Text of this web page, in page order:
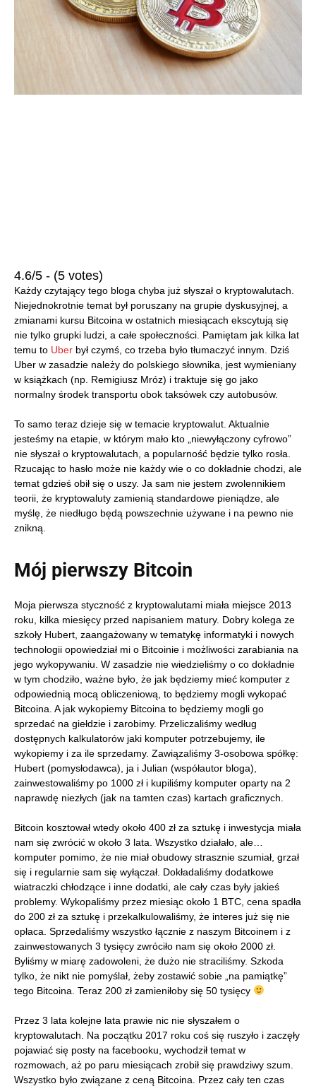
4.6/5 - (5 votes)
Każdy czytający tego bloga chyba już słyszał o kryptowalutach.
Niejednokrotnie temat był poruszany na grupie dyskusyjnej, a
zmianami kursu Bitcoina w ostatnich miesiącach ekscytują się
nie tylko grupki ludzi, a całe społeczności. Pamiętam jak kilka lat
temu to Uber był czymś, co trzeba było tłumaczyć innym. Dziś
Uber w zasadzie należy do polskiego słownika, jest wymieniany
w książkach (np. Remigiusz Mróz) i traktuje się go jako
normalny środek transportu obok taksówek czy autobusów.
To samo teraz dzieje się w temacie kryptowalut. Aktualnie
jesteśmy na etapie, w którym mało kto „niewyłączony cyfrowo”
nie słyszał o kryptowalutach, a popularność będzie tylko rosła.
Rzucając to hasło może nie każdy wie o co dokładnie chodzi, ale
temat gdzieś obił się o uszy. Ja sam nie jestem zwolennikiem
teorii, że kryptowaluty zamienią standardowe pieniądze, ale
myślę, że niedługo będą powszechnie używane i na pewno nie
znikną.
Mój pierwszy Bitcoin
Moja pierwsza styczność z kryptowalutami miała miejsce 2013
roku, kilka miesięcy przed napisaniem matury. Dobry kolega ze
szkoły Hubert, zaangażowany w tematykę informatyki i nowych
technologii opowiedział mi o Bitcoinie i możliwości zarabiania na
jego wykopywaniu. W zasadzie nie wiedzieliśmy o co dokładnie
w tym chodziło, ważne było, że jak będziemy mieć komputer z
odpowiednią mocą obliczeniową, to będziemy mogli wykopać
Bitcoina. A jak wykopiemy Bitcoina to będziemy mogli go
sprzedać na giełdzie i zarobimy. Przeliczaliśmy według
dostępnych kalkulatorów jaki komputer potrzebujemy, ile
wykopiemy i za ile sprzedamy. Zawiązaliśmy 3-osobowa spółkę:
Hubert (pomysłodawca), ja i Julian (współautor bloga),
zainwestowaliśmy po 1000 zł i kupiliśmy komputer oparty na 2
naprawdę niezłych (jak na tamten czas) kartach graficznych.
Bitcoin kosztował wtedy około 400 zł za sztukę i inwestycja miała
nam się zwrócić w około 3 lata. Wszystko działało, ale…
komputer pomimo, że nie miał obudowy strasznie szumiał, grzał
się i regularnie sam się wyłączał. Dokładaliśmy dodatkowe
wiatraczki chłodzące i inne dodatki, ale cały czas były jakieś
problemy. Wykopaliśmy przez miesiąc około 1 BTC, cena spadła
do 200 zł za sztukę i przekalkulowaliśmy, że interes już się nie
opłaca. Sprzedaliśmy wszystko łącznie z naszym Bitcoinem i z
zainwestowanych 3 tysięcy zwróciło nam się około 2000 zł.
Byliśmy w miarę zadowoleni, że dużo nie straciliśmy. Szkoda
tylko, że nikt nie pomyślał, żeby zostawić sobie „na pamiątkę”
tego Bitcoina. Teraz 200 zł zamieniłoby się 50 tysięcy
Przez 3 lata kolejne lata prawie nic nie słyszałem o
kryptowalutach. Na początku 2017 roku coś się ruszyło i zaczęły
pojawiać się posty na facebooku, wychodził temat w
rozmowach, aż po paru miesiącach zrobił się prawdziwy szum.
Wszystko było związane z ceną Bitcoina. Przez cały ten czas